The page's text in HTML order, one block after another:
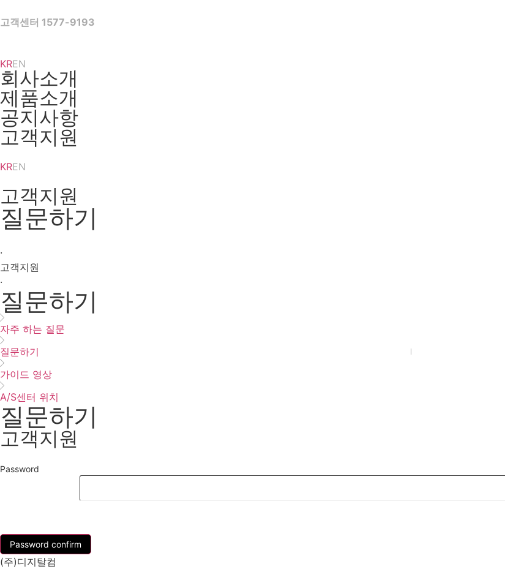
to
고객센터 1577-9193
KREN
회사소개
제품소개
공지사항
고객지원
KREN
고객지원
질문하기
·
고객지원
·
질문하기
자주 하는 질문
질문하기
가이드 영상
A/S센터 위치
질문하기
고객지원
Password
Password confirm
(주)디지탈컴